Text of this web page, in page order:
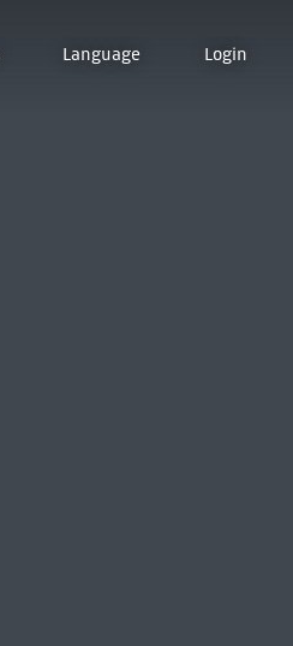
Language Login